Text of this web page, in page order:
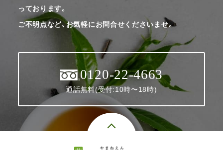
っております。
ご不明点など、お気軽にお問合せくださいませ。
0120-22-4663
通話無料(受付:10時〜18時)